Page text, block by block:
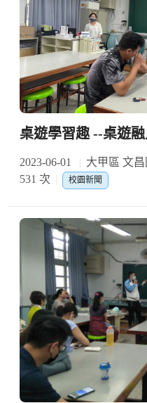
桌遊學習趣 --桌遊
2023-06-01 大甲區 文
531 次
校園新聞